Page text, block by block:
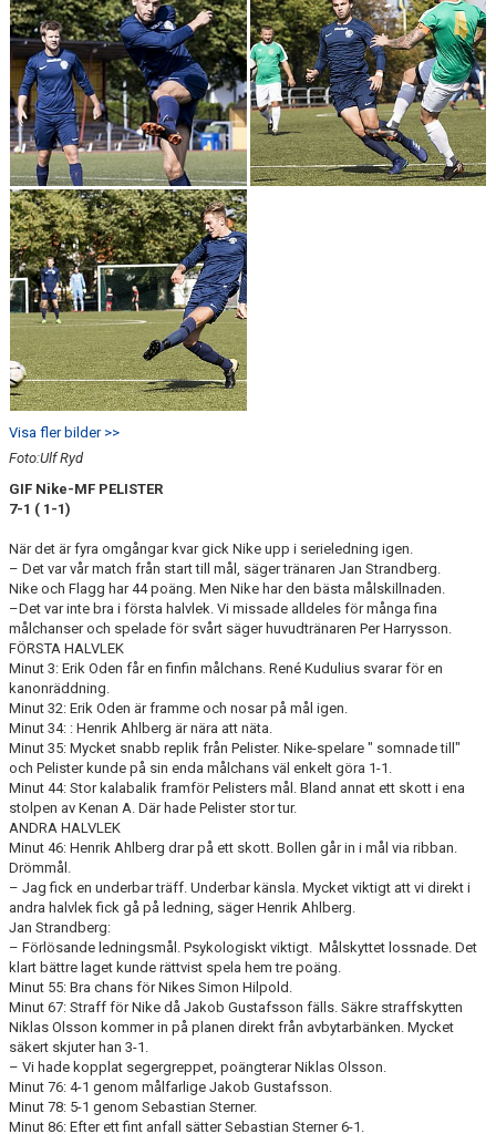
Visa fler bilder >>
Foto:Ulf Ryd
GIF Nike-MF PELISTER
7-1 ( 1-1)
När det är fyra omgångar kvar gick Nike upp i serieledning igen.
– Det var vår match från start till mål, säger tränaren Jan Strandberg.
Nike och Flagg har 44 poäng. Men Nike har den bästa målskillnaden.
–Det var inte bra i första halvlek. Vi missade alldeles för många fina
målchanser och spelade för svårt säger huvudtränaren Per Harrysson.
FÖRSTA HALVLEK
Minut 3: Erik Oden får en finfin målchans. René Kudulius svarar för en
kanonräddning.
Minut 32: Erik Oden är framme och nosar på mål igen.
Minut 34: : Henrik Ahlberg är nära att näta.
Minut 35: Mycket snabb replik från Pelister. Nike-spelare " somnade till"
och Pelister kunde på sin enda målchans väl enkelt göra 1-1.
Minut 44: Stor kalabalik framför Pelisters mål. Bland annat ett skott i ena
stolpen av Kenan A. Där hade Pelister stor tur.
ANDRA HALVLEK
Minut 46: Henrik Ahlberg drar på ett skott. Bollen går in i mål via ribban.
Drömmål.
– Jag fick en underbar träff. Underbar känsla. Mycket viktigt att vi direkt i
andra halvlek fick gå på ledning, säger Henrik Ahlberg.
Jan Strandberg:
– Förlösande ledningsmål. Psykologiskt viktigt. Målskyttet lossnade. Det
klart bättre laget kunde rättvist spela hem tre poäng.
Minut 55: Bra chans för Nikes Simon Hilpold.
Minut 67: Straff för Nike då Jakob Gustafsson fälls. Säkre straffskytten
Niklas Olsson kommer in på planen direkt från avbytarbänken. Mycket
säkert skjuter han 3-1.
– Vi hade kopplat segergreppet, poängterar Niklas Olsson.
Minut 76: 4-1 genom målfarlige Jakob Gustafsson.
Minut 78: 5-1 genom Sebastian Sterner.
Minut 86: Efter ett fint anfall sätter Sebastian Sterner 6-1.